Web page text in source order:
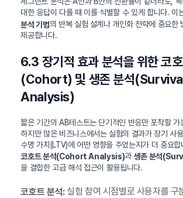
대한 응답이 다를 때 이를 식별할 수 있게 합니다. 이
분석 기법의 반복 실험 설계나 개인화 전략에 중요한
제공합니다.
6.3 장기적 효과 분석을 위한 코
(Cohort) 및 생존 분석
Analysis)
짧은 기간의 AB테스트는 단기적인 반응만 포착할 가
하지만 많은 비즈니스에서는 실험의 결과가 장기 사
수명 가치(LTV)에 어떤 영향을 주었는지가 더 중요합
코호트 분석(Cohort Analysis)과 생존 분석
을 결합한 고급 해석 접근이 활용됩니다.
코호트 분석:실험 참여 시점별로 사용자를 구